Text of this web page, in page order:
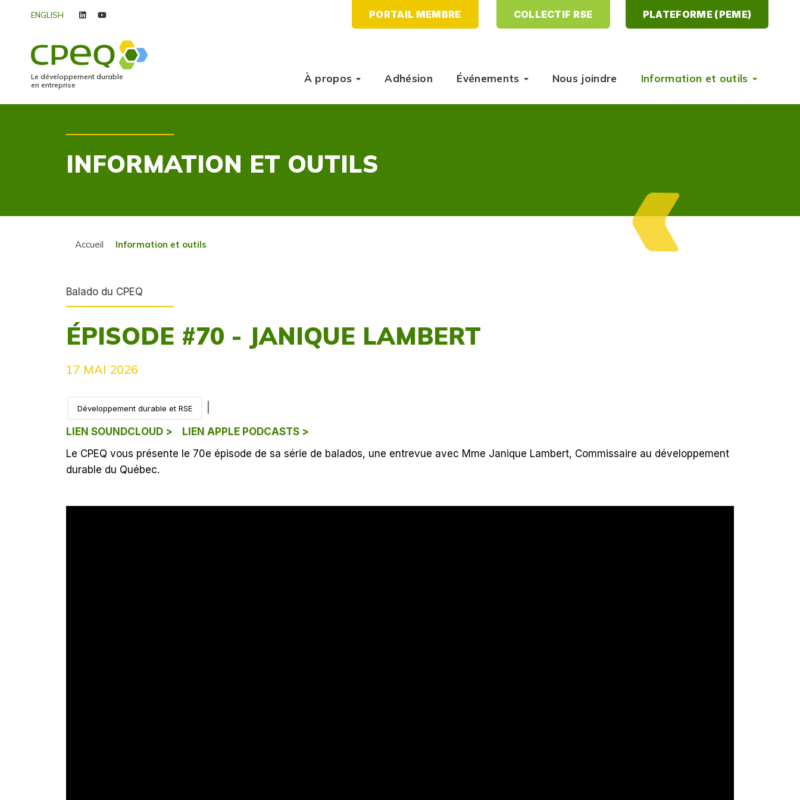
ENGLISH linkedinyoutube PORTAIL MEMBRE COLLECTIF RSE PLATEFORME (PEME)
Le développement durable
en entreprise
À propos Adhésion Événements Nous joindre Information et outils
INFORMATION ET OUTILS
Accueil Information et outils
Balado du CPEQ
ÉPISODE #70 - JANIQUE LAMBERT
17 MAI 2026
Développement durable et RSE
LIEN SOUNDCLOUD >
LIEN APPLE PODCASTS >
Le CPEQ vous présente le 70e épisode de sa série de balados, une entrevue avec Mme Janique Lambert, Commissaire au développement
durable du Québec.